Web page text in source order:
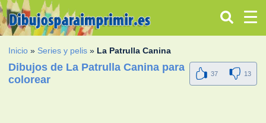
Inicio » Series y pelis » La Patrulla Canina
Dibujos de La Patrulla Canina para
colorear
37 13